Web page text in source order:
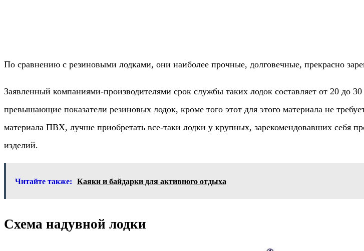
По сравнению с резиновыми лодками, они наиболее прочные, долговечные, прекрасно
Заявленный компаниями-производителями срок службы таких лодок составляет от 20 до
превышающие показатели резиновых лодок, кроме того этот для этого материала не
материала ПВХ, лучше приобретать все-таки лодки у крупных, зарекомендовавших себя
изделий.
Читайте также: Каяки и байдарки для активного отдыха
Схема надувной лодки